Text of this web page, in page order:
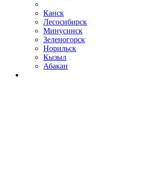
Канск
Лесосибирск
Минусинск
Зеленогорск
Норильск
Кызыл
Абакан